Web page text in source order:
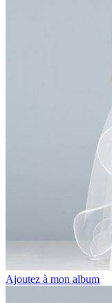
Ajoutez à mon album